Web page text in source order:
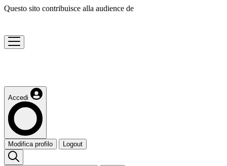
Questo sito contribuisce alla audience de
Accedi
Modifica profilo Logout